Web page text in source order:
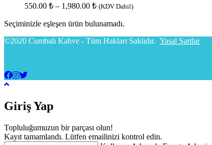
550.00 ₺ – 1,980.00 ₺ (KDV Dahil)
Seçiminizle eşleşen ürün bulunamadı.
©2020 Cumbalı Kahve - Tüm Hakları Saklıdır. Yasal Şartlar
Giriş Yap
Topluluğumuzun bir parçası olun!
Kayıt tamamlandı. Lütfen emailinizi kontrol edin.